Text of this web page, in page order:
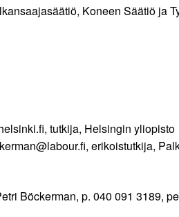
Koneen Säätiö ja
tutkija, Helsingin yliopisto
erikoistutkija,
Böckerman, p. 040 091 3189,